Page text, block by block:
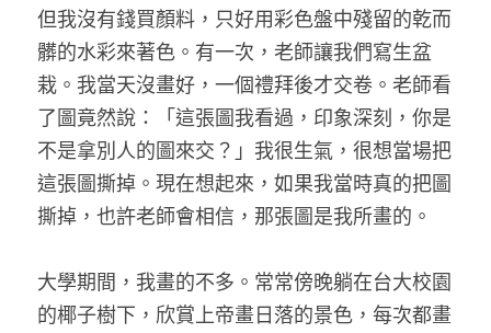
但我沒有錢買顏料，只好用彩色盤中殘留的乾而
髒的水彩來著色。有一次，老師讓我們寫生盆
栽。我當天沒畫好，一個禮拜後才交卷。老師看
了圖竟然說：「這張圖我看過，印象深刻，你是
不是拿別人的圖來交？」我很生氣，很想當場把
這張圖撕掉。現在想起來，如果我當時真的把圖
撕掉，也許老師會相信，那張圖是我所畫的。
大學期間，我畫的不多。常常傍晚躺在台大校園
的椰子樹下，欣賞上帝畫日落的景色，每次都畫